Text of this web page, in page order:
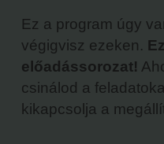
Ez a program úgy
végigvisz ezeken.
előadássorozat!
csinálod a
kikapcsolja a